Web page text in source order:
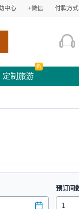
中心 +微信 付款方式
定制旅游
新
预订间